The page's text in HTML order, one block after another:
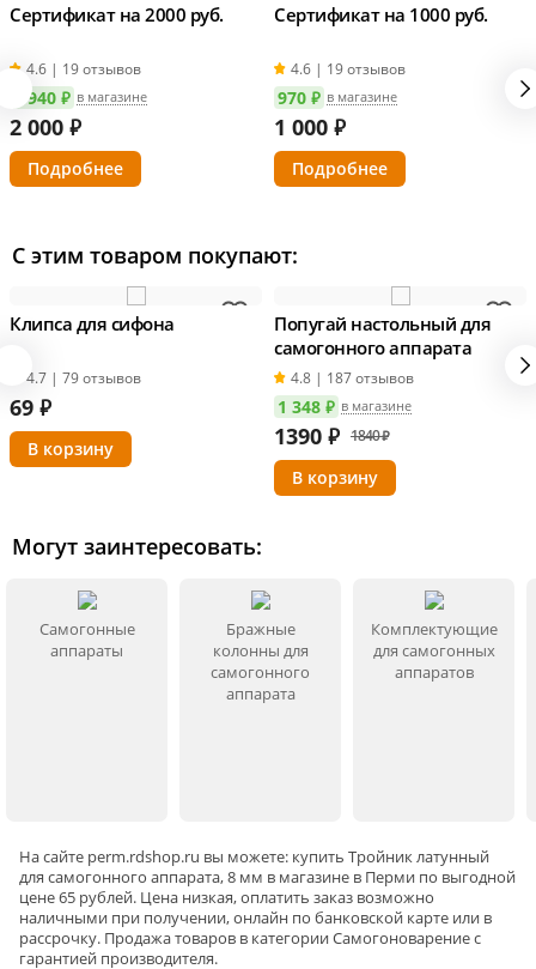
Сертификат на 2000 руб.
4.6 | 19 отзывов
1 940 ₽ в магазине
2 000 ₽
Подробнее
Сертификат на 1000 руб.
4.6 | 19 отзывов
970 ₽ в магазине
1 000 ₽
Подробнее
С этим товаром покупают:
Клипса для сифона
4.7 | 79 отзывов
69 ₽
Попугай настольный для
самогонного аппарата
4.8 | 187 отзывов
1 348 ₽ в магазине
1390 ₽ 1840 ₽
Могут заинтересовать:
Самогонные
аппараты
Бражные
колонны для
самогонного
аппарата
Комплектующие
для самогонных
аппаратов
На сайте perm.rdshop.ru вы можете: купить Тройник латунный
для самогонного аппарата, 8 мм в магазине в Перми по выгодной
цене 65 рублей. Цена низкая, оплатить заказ возможно
наличными при получении, онлайн по банковской карте или в
рассрочку. Продажа товаров в категорииСамогоноварениес
гарантией производителя.